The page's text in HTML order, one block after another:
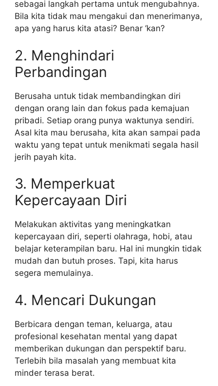
sebagai langkah pertama untuk mengubahnya.
Bila kita tidak mau mengakui dan menerimanya,
apa yang harus kita atasi? Benar ‘kan?
2. Menghindari
Perbandingan
Berusaha untuk tidak membandingkan diri
dengan orang lain dan fokus pada kemajuan
pribadi. Setiap orang punya waktunya sendiri.
Asal kita mau berusaha, kita akan sampai pada
waktu yang tepat untuk menikmati segala hasil
jerih payah kita.
3. Memperkuat
Kepercayaan Diri
Melakukan aktivitas yang meningkatkan
kepercayaan diri, seperti olahraga, hobi, atau
belajar keterampilan baru. Hal ini mungkin tidak
mudah dan butuh proses. Tapi, kita harus
segera memulainya.
4. Mencari Dukungan
Berbicara dengan teman, keluarga, atau
profesional kesehatan mental yang dapat
memberikan dukungan dan perspektif baru.
Terlebih bila masalah yang membuat kita
minder terasa berat.